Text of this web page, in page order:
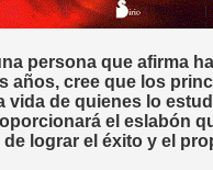
persona que afirma
años, cree que los
vida de quienes lo
el eslabón
de lograr el éxito y el